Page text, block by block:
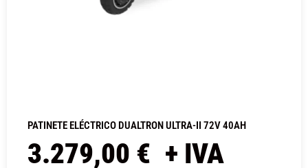
PATINETE ELÉCTRICO DUALTRON ULTRA-II 72V 40AH
3.279,00 € + IVA